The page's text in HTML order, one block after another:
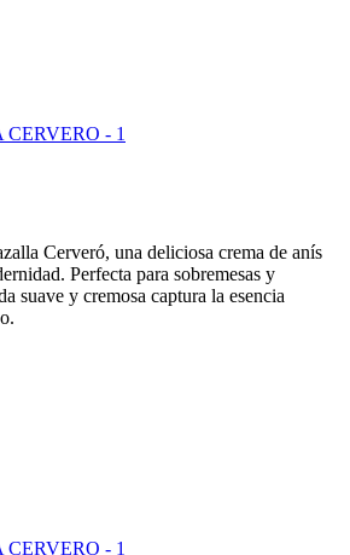
Cerveró, una deliciosa crema de anís
Perfecta para sobremesas y
suave y cremosa captura la esencia